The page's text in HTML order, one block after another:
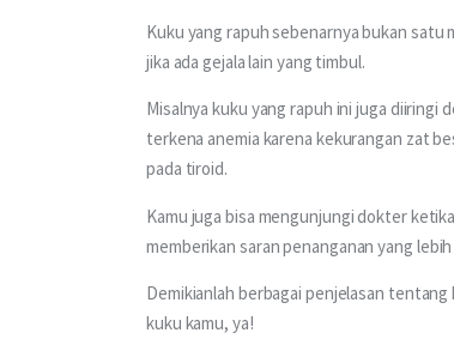
Kuku yang rapuh sebenarnya bukan
jika ada gejala lain yang timbul.
Misalnya kuku yang rapuh ini juga diiringi
terkena anemia karena kekurangan zat
pada tiroid.
Kamu juga bisa mengunjungi dokter
memberikan saran penanganan yang lebih
Demikianlah berbagai penjelasan
kuku kamu, ya!